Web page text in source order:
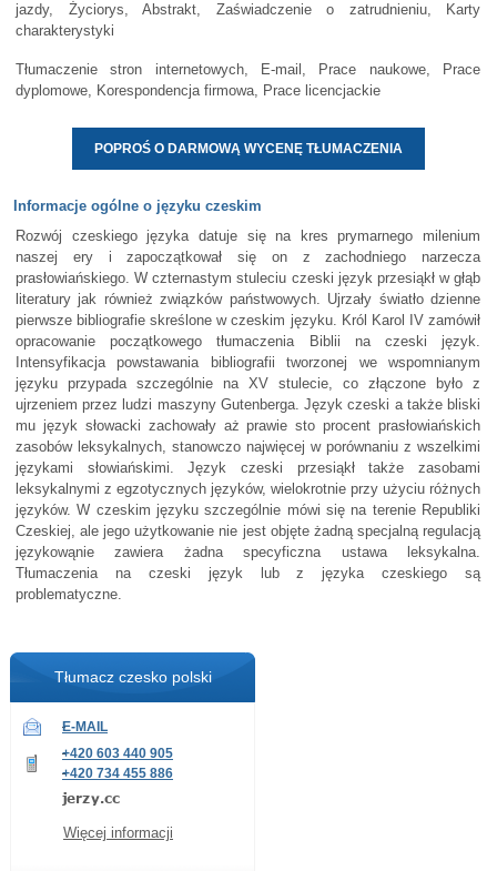
jazdy, Życiorys, Abstrakt, Zaświadczenie o zatrudnieniu, Karty
charakterystyki
Tłumaczenie stron internetowych, E-mail, Prace naukowe, Prace
dyplomowe, Korespondencja firmowa, Prace licencjackie
POPROŚ O DARMOWĄ WYCENĘ TŁUMACZENIA
Informacje ogólne o języku czeskim
Rozwój czeskiego języka datuje się na kres prymarnego milenium
naszej ery i zapoczątkował się on z zachodniego narzecza
prasłowiańskiego. W czternastym stuleciu czeski język przesiąkł w głąb
literatury jak również związków państwowych. Ujrzały światło dzienne
pierwsze bibliografie skreślone w czeskim języku. Król Karol IV zamówił
opracowanie początkowego tłumaczenia Biblii na czeski język.
Intensyfikacja powstawania bibliografii tworzonej we wspomnianym
języku przypada szczególnie na XV stulecie, co złączone było z
ujrzeniem przez ludzi maszyny Gutenberga. Język czeski a także bliski
mu język słowacki zachowały aż prawie sto procent prasłowiańskich
zasobów leksykalnych, stanowczo najwięcej w porównaniu z wszelkimi
językami słowiańskimi. Język czeski przesiąkł także zasobami
leksykalnymi z egzotycznych języków, wielokrotnie przy użyciu różnych
języków. W czeskim języku szczególnie mówi się na terenie Republiki
Czeskiej, ale jego użytkowanie nie jest objęte żadną specjalną regulacją
językowąnie zawiera żadna specyficzna ustawa leksykalna.
Tłumaczenia na czeski język lub z języka czeskiego są
problematyczne.
Tłumacz czesko polski
E-MAIL
+420 603 440 905
+420 734 455 886
Więcej informacji